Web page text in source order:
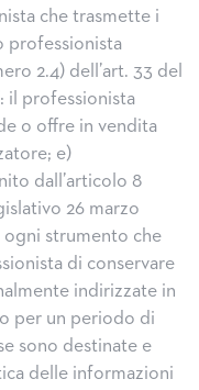
che trasmette i
professionista
2.4) dell’art. 33 del
il professionista
o offre in vendita
e)
dall’articolo 8
26 marzo
ogni strumento che
di conservare
indirizzate in
per un periodo di
sono destinate e
delle informazioni